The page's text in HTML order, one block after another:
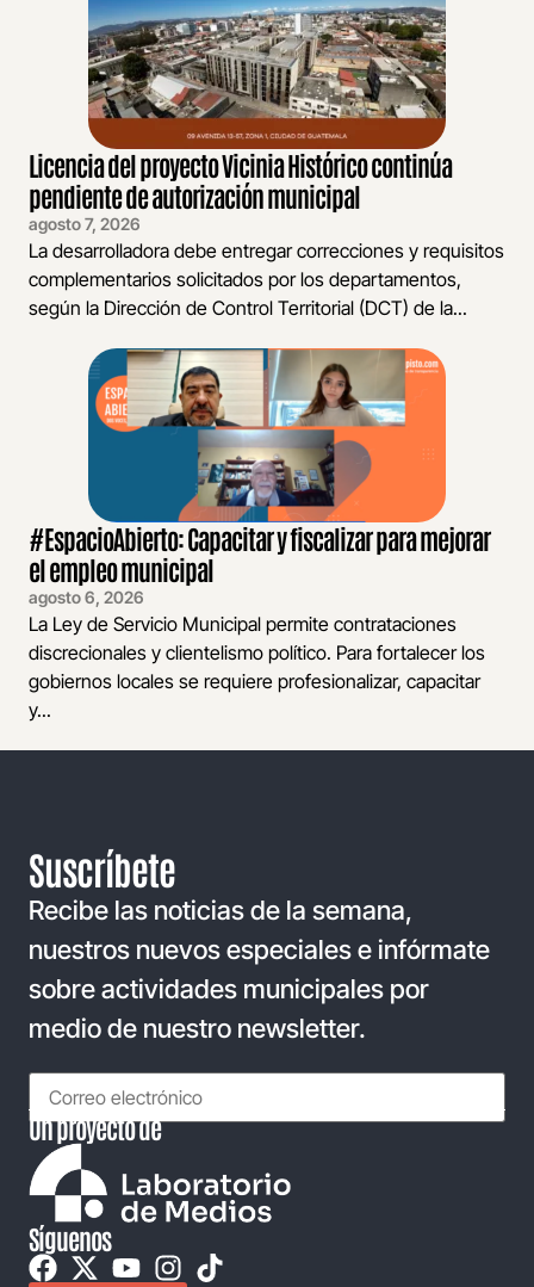
Licencia del proyecto Vicinia Histórico continúa
pendiente de autorización municipal
agosto 7, 2026
La desarrolladora debe entregar correcciones y requisitos
complementarios solicitados por los departamentos,
según la Dirección de Control Territorial (DCT) de la...
#EspacioAbierto: Capacitar y fiscalizar para mejorar
el empleo municipal
agosto 6, 2026
La Ley de Servicio Municipal permite contrataciones
discrecionales y clientelismo político. Para fortalecer los
gobiernos locales se requiere profesionalizar, capacitar
y...
Suscríbete
Recibe las noticias de la semana,
nuestros nuevos especiales e infórmate
sobre actividades municipales por
medio de nuestro newsletter.
Un proyecto de
Síguenos